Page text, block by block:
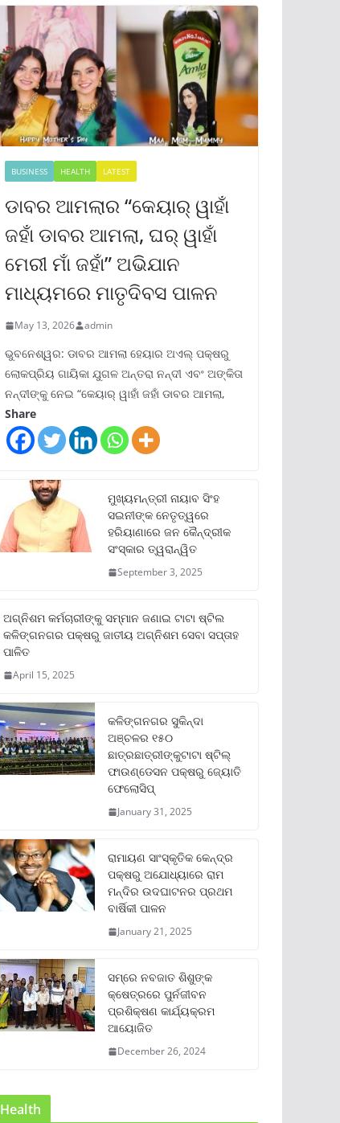
BUSINESS HEALTH LATEST
ଡାବର ଆମଲାର “କେୟାର୍ ୱାହାଁ
ଜହାଁ ଡାବର ଆମଲା, ଘର୍ ୱାହାଁ
ମେରୀ ମାଁ ଜହାଁ” ଅଭିଯାନ
ମାଧ୍ୟମରେ ମାତୃଦିବସ ପାଳନ
May 13, 2026 admin
ଭୁବନେଶ୍ୱର: ଡାବର ଆମଲା ହେୟାର ଅଏଲ୍ ପକ୍ଷରୁ
ଲୋକପ୍ରିୟ ଗାୟିକା ଯୁଗଳ ଅନ୍ତରା ନନ୍ଦୀ ଏବଂ ଅଙ୍କିତା
ନନ୍ଦୀଙ୍କୁ ନେଇ “କେୟାର୍ ୱାହାଁ ଜହାଁ ଡାବର ଆମଲା,
Share
ମୁଖ୍ୟମନ୍ତ୍ରୀ ନାୟାବ ସିଂହ
ସଇନୀଙ୍କ ନେତୃତ୍ୱରେ
ହରିୟାଣାରେ ଜନ କୈନ୍ଦ୍ରୀକ
ସଂସ୍କାର ତ୍ୱରାନ୍ୱିତ
September 3, 2025
ଅଗ୍ନିଶମ କର୍ମଚାରୀଙ୍କୁ ସମ୍ମାନ ଜଣାଇ ଟାଟା ଷ୍ଟିଲ
କଳିଙ୍ଗନଗର ପକ୍ଷରୁ ଜାତୀୟ ଅଗ୍ନିଶମ ସେବା ସପ୍ତାହ
ପାଳିତ
April 15, 2025
କଳିଙ୍ଗନଗର ସୁକିନ୍ଦା
ଅଞ୍ଚଳର ୧୫୦
ଛାତ୍ରଛାତ୍ରୀଙ୍କୁଟାଟା ଷ୍ଟିଲ୍
ଫାଉଣ୍ଡେସନ ପକ୍ଷରୁ ଜ୍ୟୋତି
ଫେଲୋସିପ୍‌
January 31, 2025
ରାମାୟଣ ସାଂସ୍କୃତିକ କେନ୍ଦ୍ର
ପକ୍ଷରୁ ଅଯୋଧ୍ୟାରେ ରାମ
ମନ୍ଦିର ଉଦଘାଟନର ପ୍ରଥମ
ବାର୍ଷିକୀ ପାଳନ
January 21, 2025
ସମ୍‌ରେ ନବଜାତ ଶିଶୁଙ୍କ
କ୍ଷେତ୍ରରେ ପୁର୍ନଜୀବନ
ପ୍ରଶିକ୍ଷଣ କାର୍ଯ୍ୟକ୍ରମ
ଆୟୋଜିତ
December 26, 2024
Health